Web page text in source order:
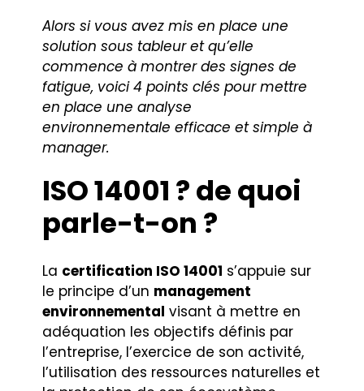
Alors si vous avez mis en place une
solution sous tableur et qu’elle
commence à montrer des signes de
fatigue, voici 4 points clés pour mettre
en place une analyse
environnementale efficace et simple à
manager.
ISO 14001 ? de quoi
parle-t-on ?
La certification ISO 14001 s’appuie sur
le principe d’un management
environnemental visant à mettre en
adéquation les objectifs définis par
l’entreprise, l’exercice de son activité,
l’utilisation des ressources naturelles et